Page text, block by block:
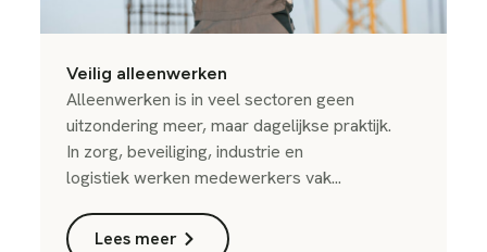
Veilig alleenwerken
Alleenwerken is in veel sectoren geen
uitzondering meer, maar dagelijkse praktijk.
In zorg, beveiliging, industrie en
logistiek werken medewerkers vak...
Lees meer